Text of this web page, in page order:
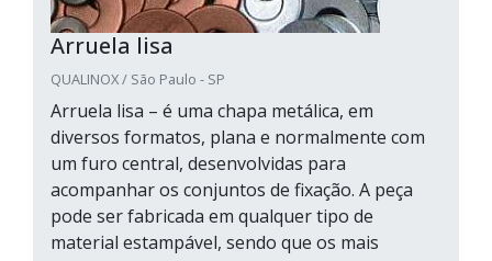
Arruela lisa
QUALINOX / São Paulo - SP
Arruela lisa – é uma chapa metálica, em
diversos formatos, plana e normalmente com
um furo central, desenvolvidas para
acompanhar os conjuntos de fixação. A peça
pode ser fabricada em qualquer tipo de
material estampável, sendo que os mais